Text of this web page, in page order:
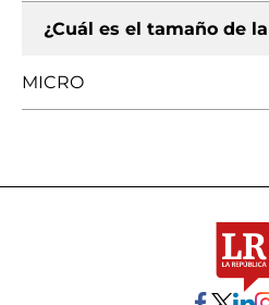
¿Cuál es el tamaño de
MICRO